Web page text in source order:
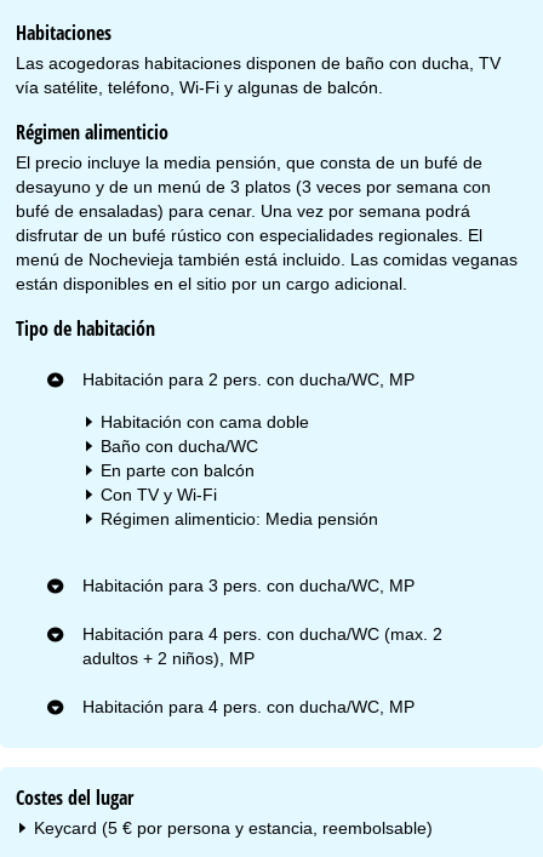
Habitaciones
Las acogedoras habitaciones disponen de baño con ducha, TV
vía satélite, teléfono, Wi-Fi y algunas de balcón.
Régimen alimenticio
El precio incluye la media pensión, que consta de un bufé de
desayuno y de un menú de 3 platos (3 veces por semana con
bufé de ensaladas) para cenar. Una vez por semana podrá
disfrutar de un bufé rústico con especialidades regionales. El
menú de Nochevieja también está incluido. Las comidas veganas
están disponibles en el sitio por un cargo adicional.
Tipo de habitación
Habitación para 2 pers. con ducha/WC, MP
Habitación con cama doble
Baño con ducha/WC
En parte con balcón
Con TV y Wi-Fi
Régimen alimenticio: Media pensión
Habitación para 3 pers. con ducha/WC, MP
Habitación para 4 pers. con ducha/WC (max. 2
adultos + 2 niños), MP
Habitación para 4 pers. con ducha/WC, MP
Costes del lugar
Keycard (5 € por persona y estancia, reembolsable)